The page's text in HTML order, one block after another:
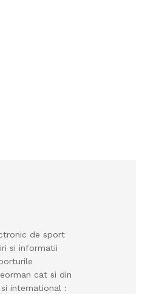
de sport
si informatii
cat si din
international :